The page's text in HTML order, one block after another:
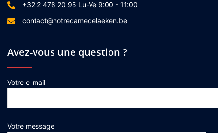
+32 2 478 20 95 Lu-Ve 9:00 - 11:00
contact@notredamedelaeken.be
Avez-vous une question ?
Votre e-mail
Votre message